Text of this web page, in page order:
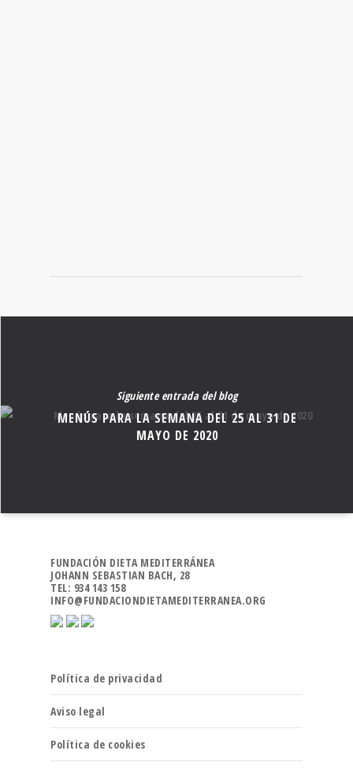
Siguiente entrada del blog
MENÚS PARA LA SEMANA DEL 25 AL 31 DE
MAYO DE 2020
FUNDACIÓN DIETA MEDITERRÁNEA
JOHANN SEBASTIAN BACH, 28
TEL: 934 143 158
INFO@FUNDACIONDIETAMEDITERRANEA.ORG
Política de privacidad
Aviso legal
Política de cookies